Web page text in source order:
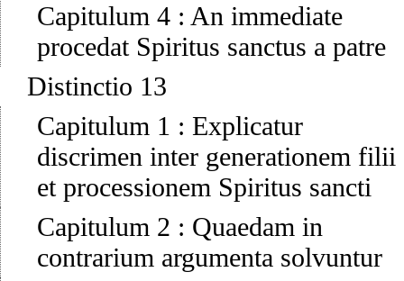
Capitulum 4 : An immediate
procedat Spiritus sanctus a patre
Distinctio 13
Capitulum 1 : Explicatur
discrimen inter generationem filii
et processionem Spiritus sancti
Capitulum 2 : Quaedam in
contrarium argumenta solvuntur